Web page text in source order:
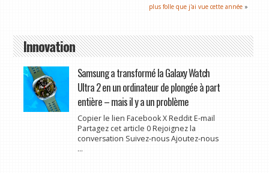
plus folle que j'ai vue cette année »
Innovation
Samsung a transformé la Galaxy Watch
Ultra 2 en un ordinateur de plongée à part
entière – mais il y a un problème
Copier le lien Facebook X Reddit E-mail
Partagez cet article 0 Rejoignez la
conversation Suivez-nous Ajoutez-nous
...